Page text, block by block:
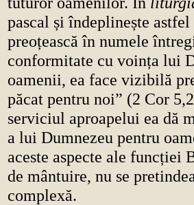
pascal și îndeplinește
preoțească în numele
conformitate cu voința lui
oamenii, ea face vizibilă
păcat pentru noi” (2 Cor
serviciul aproapelui ea dă
a lui Dumnezeu pentru
aceste aspecte ale funcției
de mântuire, nu se
complexă.